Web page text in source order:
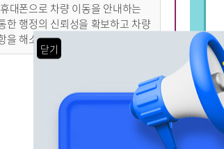
대폰으로 차량 이동을 안내하는
한 행정의 신뢰성을 확보하고 차량
해소하고자 합니다.
닫기